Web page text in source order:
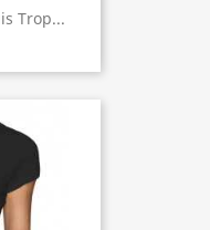
Trop...